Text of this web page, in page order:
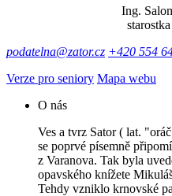
Ing.
podatelna@zator.cz +420 554
Verze pro seniory Mapa webu
O nás
Ves a tvrz Sator ( lat.
se poprvé písemně
z Varanova. Tak byla
opavského knížete
Tehdy vzniklo krnovské